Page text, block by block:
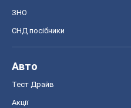
ЗНО
СНД посібники
Авто
Тест Драйв
Акції